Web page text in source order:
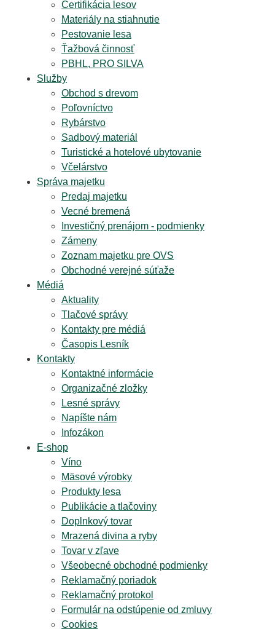
Certifikácia lesov
Materiály na stiahnutie
Pestovanie lesa
Ťažbová činnosť
PBHL, PRO SILVA
Služby
Obchod s drevom
Poľovníctvo
Rybárstvo
Sadbový materiál
Turistické a hotelové ubytovanie
Včelárstvo
Správa majetku
Predaj majetku
Vecné bremená
Investičný prenájom - podmienky
Zámeny
Zoznam majetku pre OVS
Obchodné verejné súťaže
Médiá
Aktuality
Tlačové správy
Kontakty pre médiá
Časopis Lesník
Kontakty
Kontaktné informácie
Organizačné zložky
Lesné správy
Napíšte nám
Infozákon
E-shop
Víno
Mäsové výrobky
Produkty lesa
Publikácie a tlačoviny
Doplnkový tovar
Mrazená divina a ryby
Tovar v zľave
Všeobecné obchodné podmienky
Reklamačný poriadok
Reklamačný protokol
Formulár na odstúpenie od zmluvy
Cookies